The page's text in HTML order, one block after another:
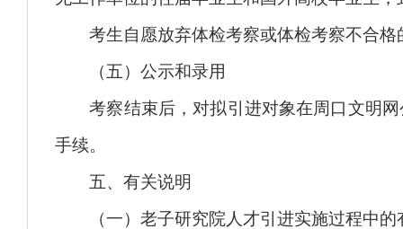
考生自愿放弃体检考察或体检考察不合格
（五）公示和录用
考察结束后，对拟引进对象在周口文明网
手续。
五、有关说明
（一）老子研究院人才引进实施过程中的